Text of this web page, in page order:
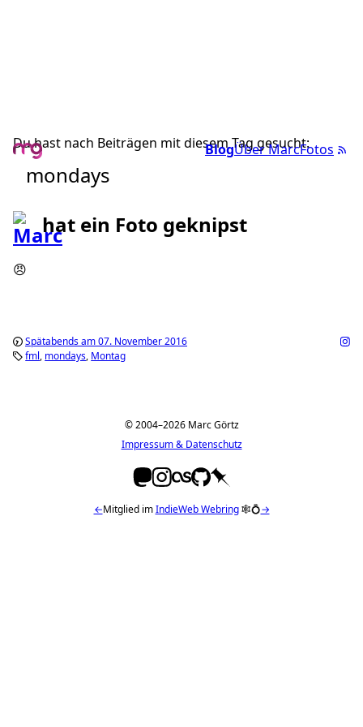
BlogÜber MarcFotos
Du hast nach Beiträgen mit diesem Tag gesucht:
mondays
hat ein Foto geknipst
😠
Spätabends am 07. November 2016
fml mondays Montag
© 2004–2026 Marc Görtz
Impressum & Datenschutz
←Mitglied imIndieWeb Webring🕸💍→